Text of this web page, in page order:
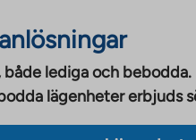
lediga och bebodda.
lägenheter erbjuds